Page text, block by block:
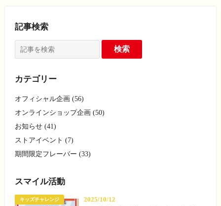
記事検索
カテゴリー
オフィシャル企画 (56)
オンラインショップ企画 (50)
お知らせ (41)
ストアイベント (7)
期間限定フレーバー (33)
スマイル活動
キッズチャレンジ
2025/10/12